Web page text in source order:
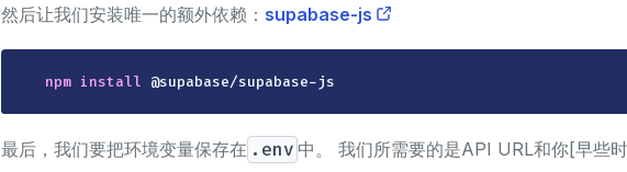
然后让我们安装唯一的额外依赖： supabase-js
npm install @supabase/supabase-js
最后，我们要把环境变量保存在 .env 中。 我们所需要的是API URL和你[早些